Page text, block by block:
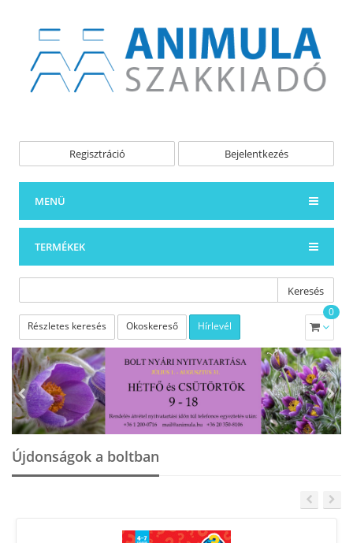
Regisztráció Bejelentkezés
MENÜ
TERMÉKEK
Keresés
Részletes keresés Okoskereső Hírlevél
0
Újdonságok a boltban